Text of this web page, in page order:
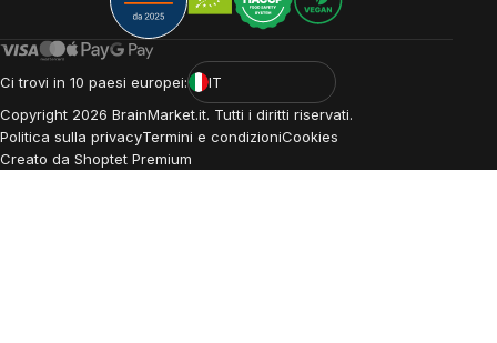
Ci trovi in 10 paesi europei:
IT
Copyright 2026 BrainMarket.it. Tutti i diritti riservati.
Politica sulla privacyTermini e condizioniCookies
Creato da Shoptet Premium